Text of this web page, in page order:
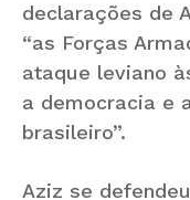
declarações de
“as Forças
ataque leviano
a democracia e
brasileiro”.
Aziz se